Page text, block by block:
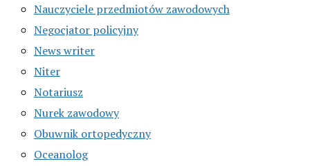
Nauczyciele przedmiotów zawodowych
Negocjator policyjny
News writer
Niter
Notariusz
Nurek zawodowy
Obuwnik ortopedyczny
Oceanolog